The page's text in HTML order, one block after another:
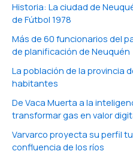
Historia: La ciudad de
de Fútbol 1978
Más de 60 funcionarios del
de planificación de Neuquén
La población de la provincia
habitantes
De Vaca Muerta a la
transformar gas en valor
Varvarco proyecta su perfil
confluencia de los ríos